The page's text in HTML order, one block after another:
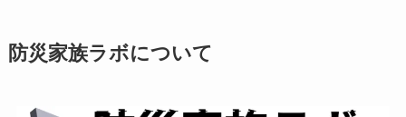
防災家族ラボについて